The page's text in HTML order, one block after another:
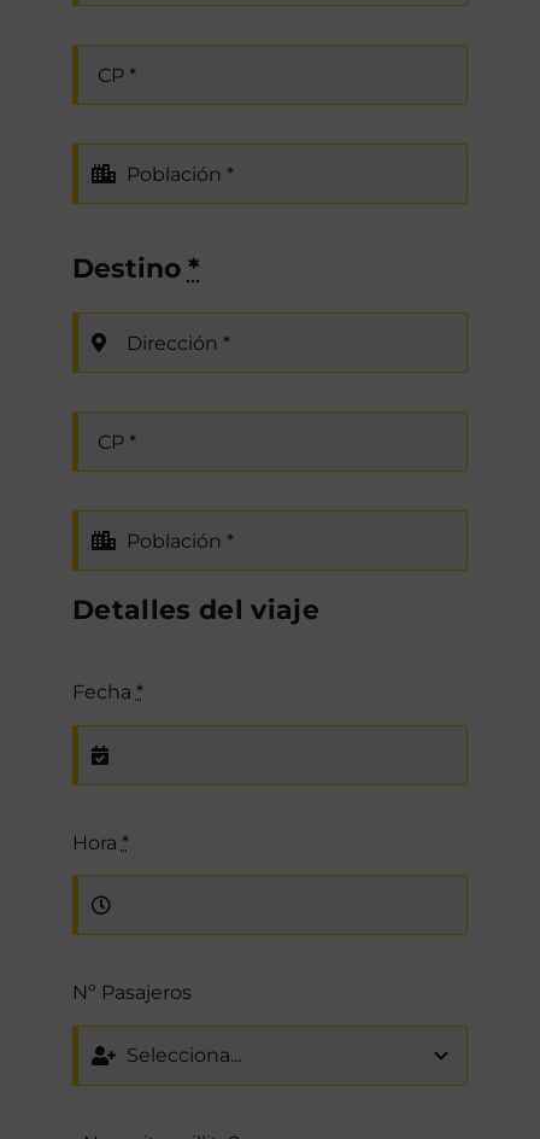
Destino *
Detalles del viaje
Fecha *
Hora *
Nº Pasajeros